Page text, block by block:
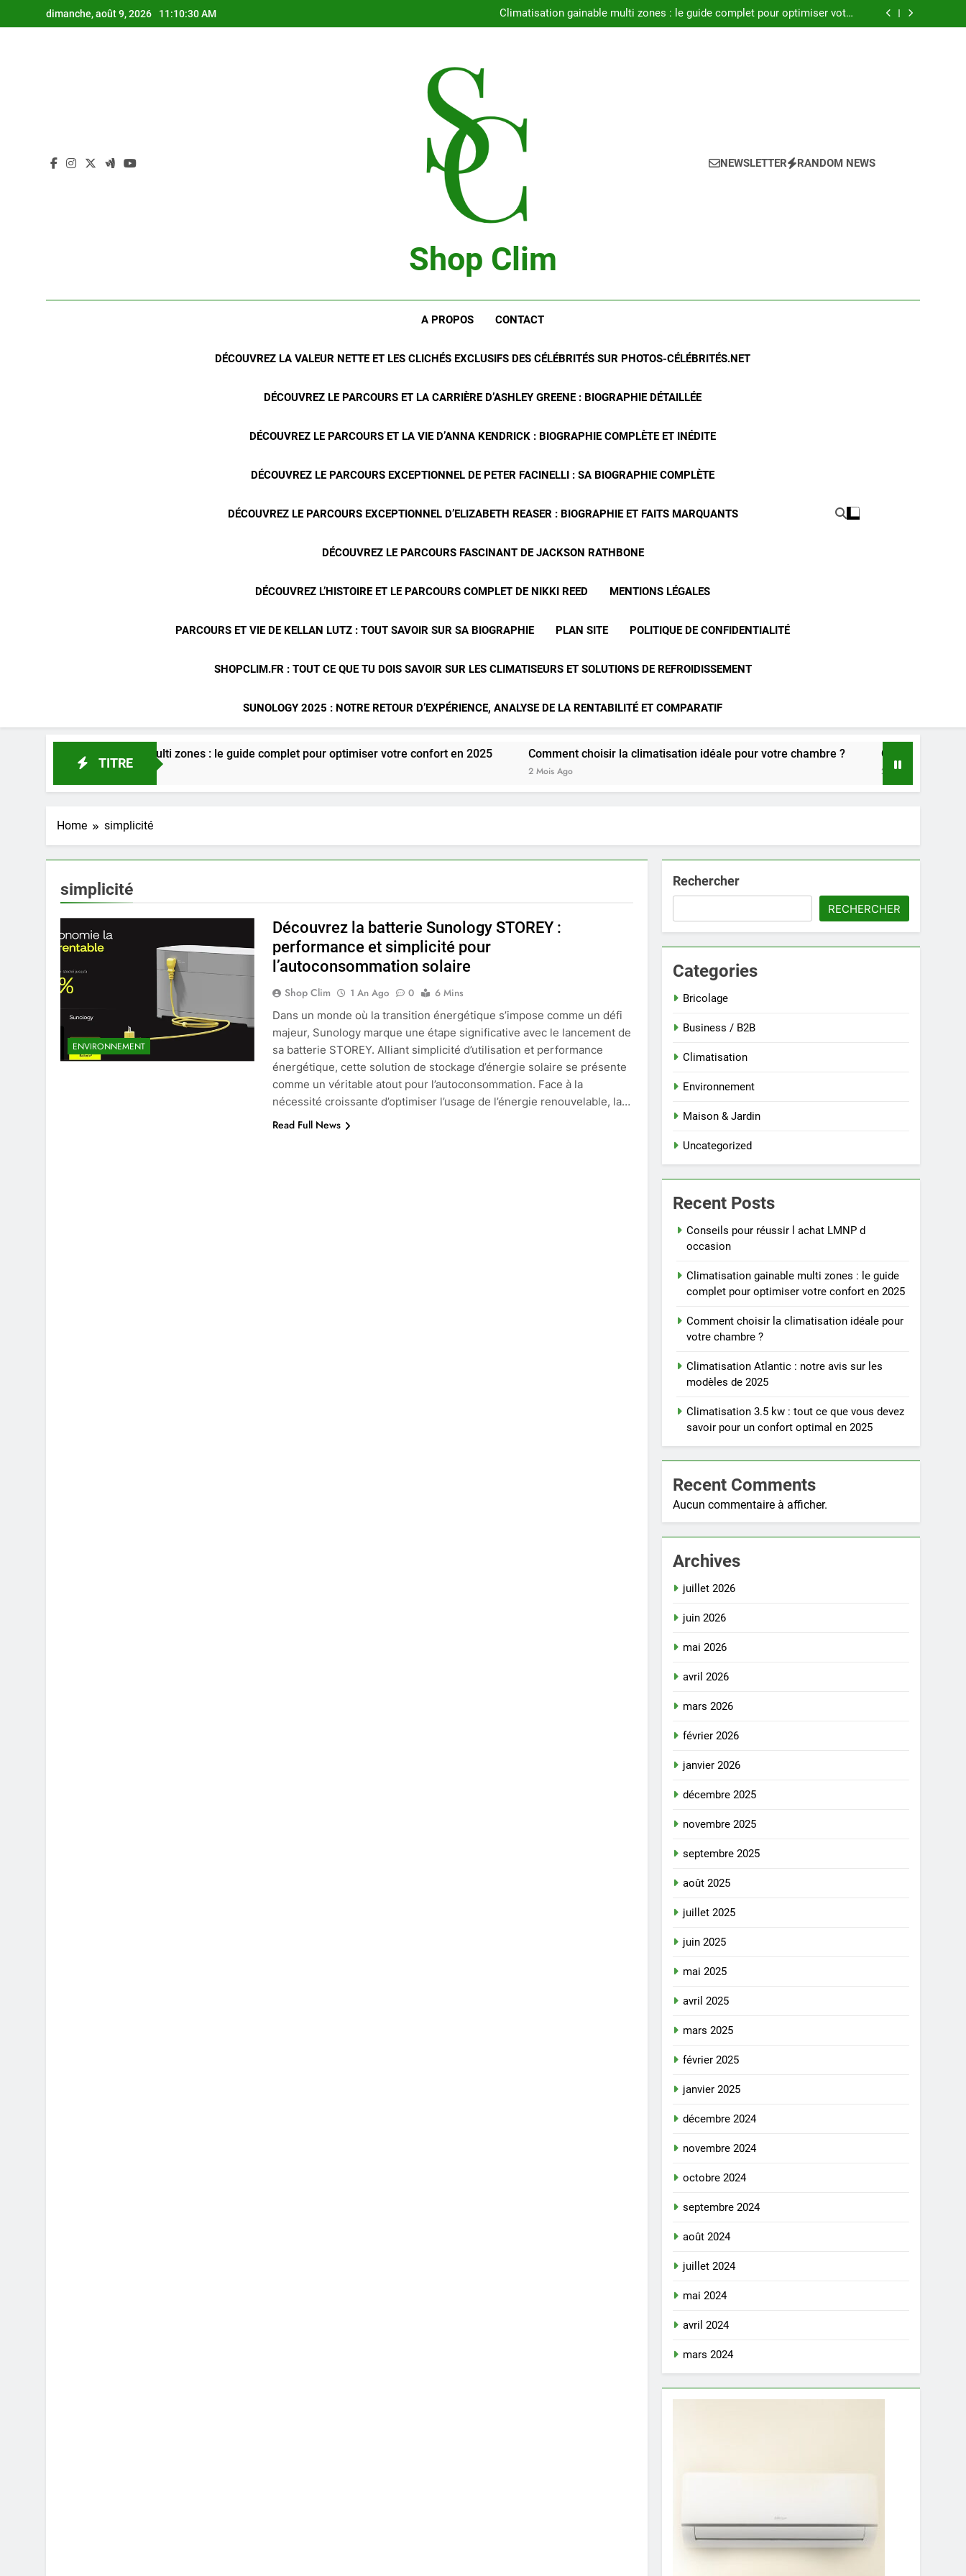
to
dimanche, août 9, 2026 11:10:31 AM
Climatisation gainable multi zones : le guide complet pour optimiser votre
confort en 2025
Comment choisir la climatisation idéale pour votre chambre ?
Shop Clim
NEWSLETTER RANDOM NEWS
A PROPOS CONTACT
DÉCOUVREZ LA VALEUR NETTE ET LES CLICHÉS EXCLUSIFS DES CÉLÉBRITÉS SUR PHOTOS-CÉLÉBRITÉS.NET
DÉCOUVREZ LE PARCOURS ET LA CARRIÈRE D’ASHLEY GREENE : BIOGRAPHIE DÉTAILLÉE
DÉCOUVREZ LE PARCOURS ET LA VIE D’ANNA KENDRICK : BIOGRAPHIE COMPLÈTE ET INÉDITE
DÉCOUVREZ LE PARCOURS EXCEPTIONNEL DE PETER FACINELLI : SA BIOGRAPHIE COMPLÈTE
DÉCOUVREZ LE PARCOURS EXCEPTIONNEL D’ELIZABETH REASER : BIOGRAPHIE ET FAITS MARQUANTS
DÉCOUVREZ LE PARCOURS FASCINANT DE JACKSON RATHBONE
DÉCOUVREZ L’HISTOIRE ET LE PARCOURS COMPLET DE NIKKI REED MENTIONS LÉGALES
PARCOURS ET VIE DE KELLAN LUTZ : TOUT SAVOIR SUR SA BIOGRAPHIE PLAN SITE POLITIQUE DE CONFIDENTIALITÉ
SHOPCLIM.FR : TOUT CE QUE TU DOIS SAVOIR SUR LES CLIMATISEURS ET SOLUTIONS DE REFROIDISSEMENT
SUNOLOGY 2025 : NOTRE RETOUR D’EXPÉRIENCE, ANALYSE DE LA RENTABILITÉ ET COMPARATIF
TITRE
gainable multi zones : le guide complet pour optimiser votre confort en 2025 Comment choisir la climatisation idéale pour votre chambre ? Climatisation Atlantic : notre
Home simplicité
simplicité
ENVIRONNEMENT
Découvrez la batterie Sunology STOREY :
performance et simplicité pour
l’autoconsommation solaire
Shop Clim 1 An Ago 0
6 Mins
Dans un monde où la transition énergétique s’impose comme un défi
majeur, Sunology marque une étape significative avec le lancement de
sa batterie STOREY. Alliant simplicité d’utilisation et performance
énergétique, cette solution de stockage d’énergie solaire se présente
comme un véritable atout pour l’autoconsommation. Face à la
nécessité croissante d’optimiser l’usage de l’énergie renouvelable, la…
Read Full News
Rechercher
RECHERCHER
Categories
Bricolage
Business / B2B
Climatisation
Environnement
Maison & Jardin
Uncategorized
Recent Posts
Conseils pour réussir l achat LMNP d
occasion
Climatisation gainable multi zones : le guide
complet pour optimiser votre confort en 2025
Comment choisir la climatisation idéale pour
votre chambre ?
Climatisation Atlantic : notre avis sur les
modèles de 2025
Climatisation 3.5 kw : tout ce que vous devez
savoir pour un confort optimal en 2025
Recent Comments
Aucun commentaire à afficher.
Archives
juillet 2026
juin 2026
mai 2026
avril 2026
mars 2026
février 2026
janvier 2026
décembre 2025
novembre 2025
septembre 2025
août 2025
juillet 2025
juin 2025
mai 2025
avril 2025
mars 2025
février 2025
janvier 2025
décembre 2024
novembre 2024
octobre 2024
septembre 2024
août 2024
juillet 2024
mai 2024
avril 2024
mars 2024